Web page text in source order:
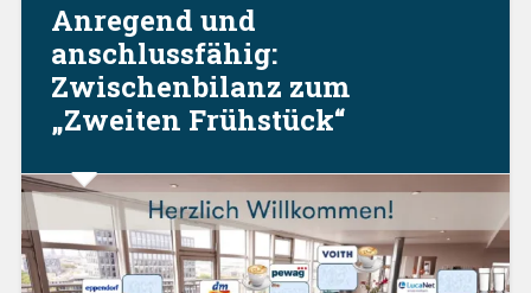
zurück“
Anregend und
anschlussfähig:
Zwischenbilanz zum
„Zweiten Frühstück“